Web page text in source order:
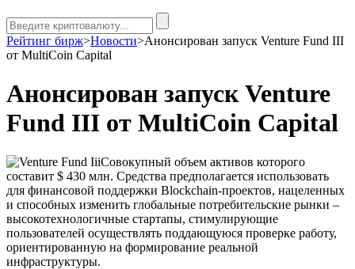
Рейтинг бирж>Новости>Анонсирован запуск Venture Fund III
от MultiCoin Capital
Анонсирован запуск Venture
Fund III от MultiCoin Capital
Совокупный объем активов которого
составит $ 430 млн. Средства предполагается использовать
для финансовой поддержки Blockchain-проектов, нацеленных
и способных изменить глобальные потребительские рынки –
высокотехнологичные стартапы, стимулирующие
пользователей осуществлять поддающуюся проверке работу,
ориентированную на формирование реальной
инфраструктуры.